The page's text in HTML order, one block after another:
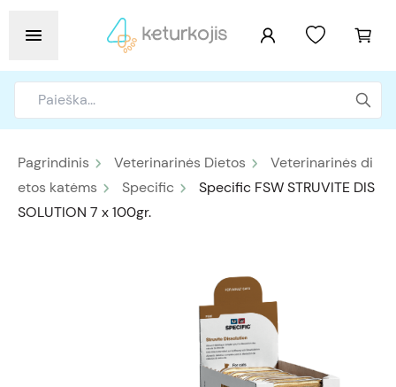
Pagrindinis Veterinarinės Dietos
Veterinarinės di
etos katėms
Specific
Specific FSW STRUVITE DIS
SOLUTION 7 x 100gr.